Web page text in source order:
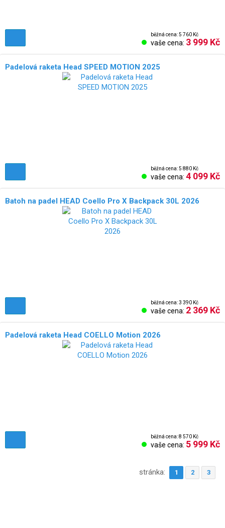
běžná cena: 5 760 Kč
vaše cena: 3 999 Kč
Padelová raketa Head SPEED MOTION 2025
běžná cena: 5 880 Kč
vaše cena: 4 099 Kč
Batoh na padel HEAD Coello Pro X Backpack 30L 2026
běžná cena: 3 390 Kč
vaše cena: 2 369 Kč
Padelová raketa Head COELLO Motion 2026
běžná cena: 8 570 Kč
vaše cena: 5 999 Kč
stránka: 1 2 3